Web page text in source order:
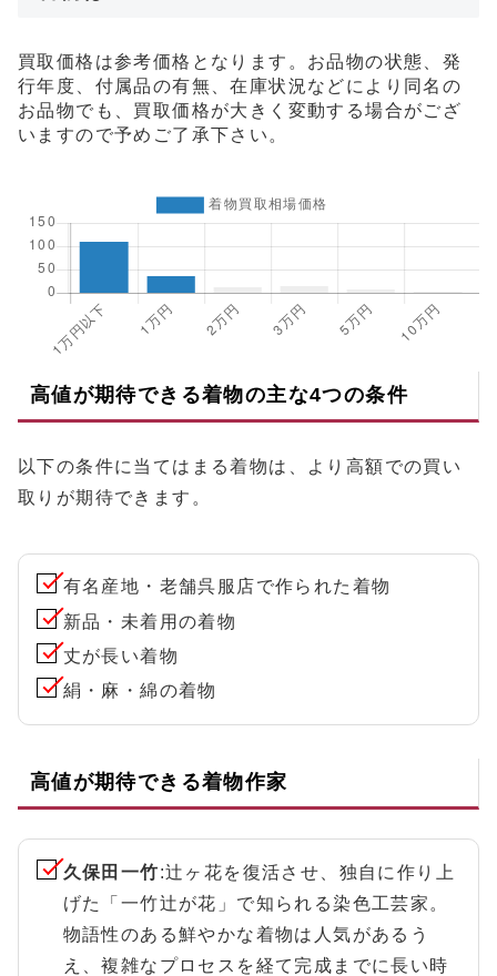
買取価格は参考価格となります。お品物の状態、発
行年度、付属品の有無、在庫状況などにより同名の
お品物でも、買取価格が大きく変動する場合がござ
いますので予めご了承下さい。
高値が期待できる着物の主な4つの条件
以下の条件に当てはまる着物は、より高額での買い
取りが期待できます。
有名産地・老舗呉服店で作られた着物
新品・未着用の着物
丈が長い着物
絹・麻・綿の着物
高値が期待できる着物作家
久保田一竹:辻ヶ花を復活させ、独自に作り上
げた「一竹辻が花」で知られる染色工芸家。
物語性のある鮮やかな着物は人気があるう
え、複雑なプロセスを経て完成までに長い時